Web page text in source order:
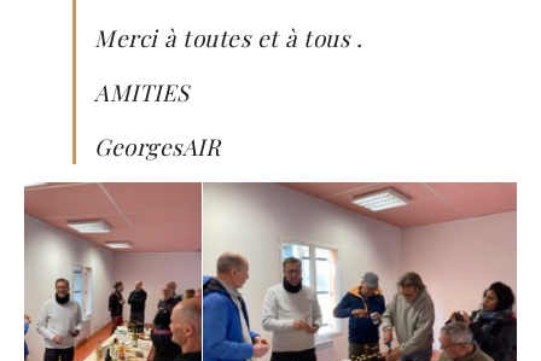
Merci à toutes et à tous .
AMITIES
GeorgesAIR